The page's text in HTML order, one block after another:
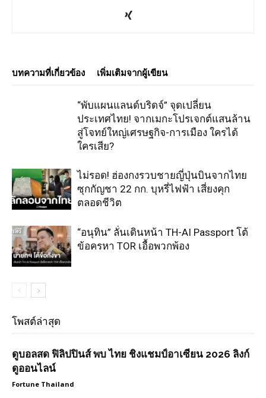
บทความที่เกี่ยวข้อง เพิ่มเติมจากผู้เขียน
“พับแผนแลนด์บริดจ์” จุดเปลี่ยน
ประเทศไทย! จากเมกะโปรเจกต์แสนล้าน
สู่โจทย์ใหญ่เศรษฐกิจ-การเมือง ใครได้
ใครเสีย?
ไม่รอด! ฮ่องกงรวบชายญี่ปุ่นบินจากไทย
ซุกกัญชา 22 กก. บุหรี่ไฟฟ้า เสี่ยงคุก
ตลอดชีวิต
“อนุทิน” ลั่นเดินหน้า TH-AI Passport โต้
ข้อครหา TOR เอื้อพวกพ้อง
โพสต์ล่าสุด
ดูบอลสด ฟิลิปปินส์ พบ ไทย ชิงแชมป์อาเซียน 2026 ลิงก์
ดูออนไลน์
Fortune Thailand